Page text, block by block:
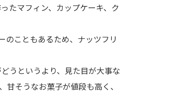
たマフィン、カップケーキ、ク
のこともあるため、ナッツフリ
うというより、見た目が大事な
そうなお菓子が値段も高く、